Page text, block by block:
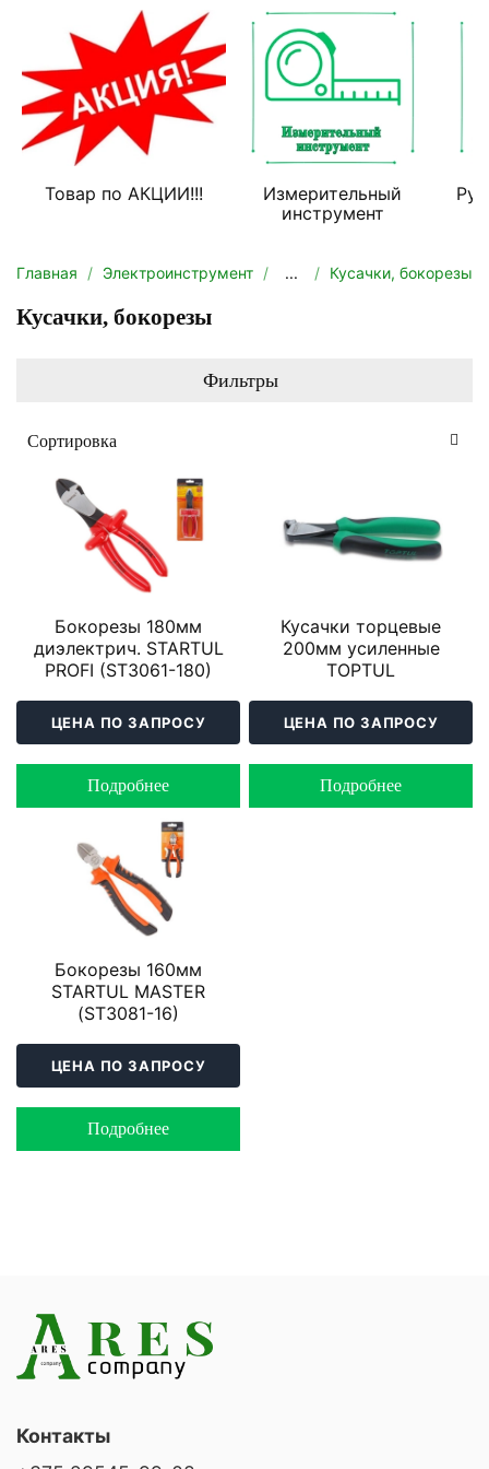
Товар по АКЦИИ!!!
Измерительный
инструмент
Главная Электроинструмент ... Кусачки, бокорезы
Кусачки, бокорезы
Фильтры
Бокорезы 180мм
диэлектрич. STARTUL
PROFI (ST3061-180)
ЦЕНА ПО ЗАПРОСУ
Подробнее
Кусачки торцевые
200мм усиленные
TOPTUL
ЦЕНА ПО ЗАПРОСУ
Подробнее
Бокорезы 160мм
STARTUL MASTER
(ST3081-16)
ЦЕНА ПО ЗАПРОСУ
Подробнее
Контакты